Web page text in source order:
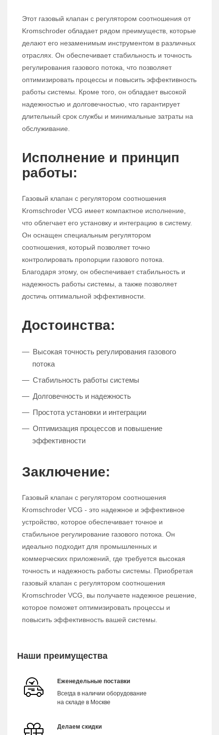
Этот газовый клапан с регулятором соотношения от
Kromschroder обладает рядом преимуществ, которые
делают его незаменимым инструментом в различных
отраслях. Он обеспечивает стабильность и точность
регулирования газового потока, что позволяет
оптимизировать процессы и повысить эффективность
работы системы. Кроме того, он обладает высокой
надежностью и долговечностью, что гарантирует
длительный срок службы и минимальные затраты на
обслуживание.
Исполнение и принцип
работы:
Газовый клапан с регулятором соотношения
Kromschroder VCG имеет компактное исполнение,
что облегчает его установку и интеграцию в систему.
Он оснащен специальным регулятором
соотношения, который позволяет точно
контролировать пропорции газового потока.
Благодаря этому, он обеспечивает стабильность и
надежность работы системы, а также позволяет
достичь оптимальной эффективности.
Достоинства:
Высокая точность регулирования газового
потока
Стабильность работы системы
Долговечность и надежность
Простота установки и интеграции
Оптимизация процессов и повышение
эффективности
Заключение:
Газовый клапан с регулятором соотношения
Kromschroder VCG - это надежное и эффективное
устройство, которое обеспечивает точное и
стабильное регулирование газового потока. Он
идеально подходит для промышленных и
коммерческих приложений, где требуется высокая
точность и надежность работы системы. Приобретая
газовый клапан с регулятором соотношения
Kromschroder VCG, вы получаете надежное решение,
которое поможет оптимизировать процессы и
повысить эффективность вашей системы.
Наши преимущества
Еженедельные поставки
Всегда в наличии оборудование
на складе в Москве
Делаем скидки